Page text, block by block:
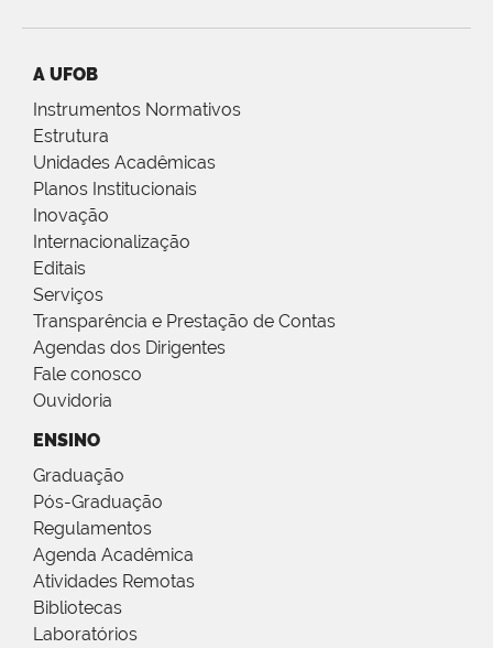
A UFOB
Instrumentos Normativos
Estrutura
Unidades Acadêmicas
Planos Institucionais
Inovação
Internacionalização
Editais
Serviços
Transparência e Prestação de Contas
Agendas dos Dirigentes
Fale conosco
Ouvidoria
ENSINO
Graduação
Pós-Graduação
Regulamentos
Agenda Acadêmica
Atividades Remotas
Bibliotecas
Laboratórios